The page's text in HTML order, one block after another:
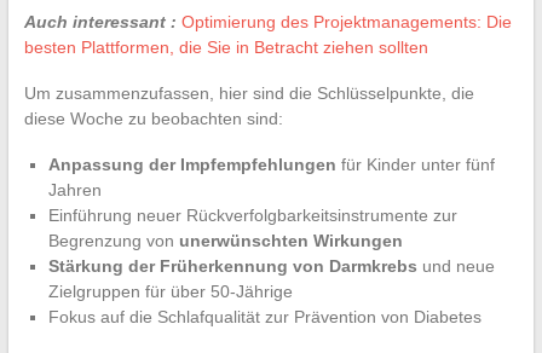
Auch interessant : Optimierung des Projektmanagements: Die
besten Plattformen, die Sie in Betracht ziehen sollten
Um zusammenzufassen, hier sind die Schlüsselpunkte, die
diese Woche zu beobachten sind:
Anpassung der Impfempfehlungen für Kinder unter fünf
Jahren
Einführung neuer Rückverfolgbarkeitsinstrumente zur
Begrenzung von unerwünschten Wirkungen
Stärkung der Früherkennung von Darmkrebs und neue
Zielgruppen für über 50-Jährige
Fokus auf die Schlafqualität zur Prävention von Diabetes